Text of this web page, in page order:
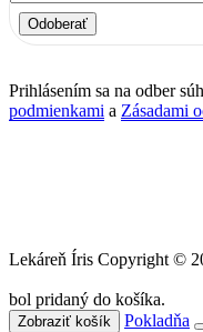
Odoberať
Prihlásením sa na odber
podmienkami a Zásadami
Lekáreň Íris Copyright ©
bol pridaný do košíka.
Zobraziť košík Pokladňa